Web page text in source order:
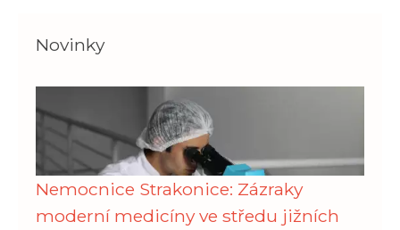
Novinky
Nemocnice Strakonice: Zázraky
moderní medicíny ve středu jižních